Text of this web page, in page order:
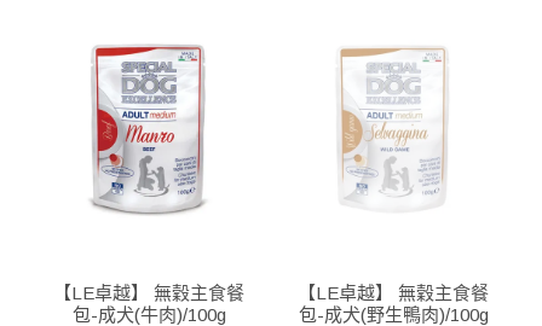
【LE卓越】 無穀主食餐
包-成犬(牛肉)/100g
【LE卓越】 無穀主食餐
包-成犬(野生鴨肉)/100g